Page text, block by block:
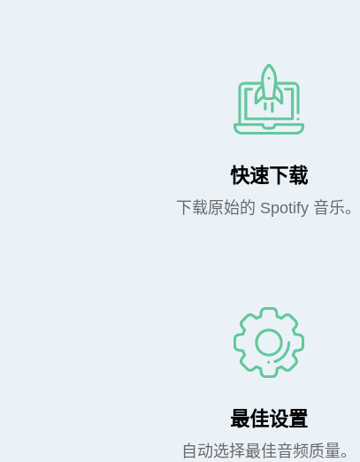
快速下载
下载原始的 Spotify 音乐。
最佳设置
自动选择最佳音频质量。